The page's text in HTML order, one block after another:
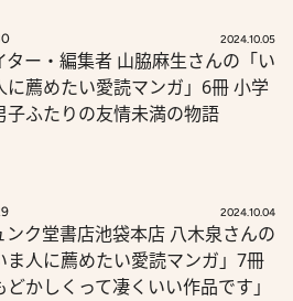
2024.10.05
ター・編集者 山脇麻生さんの「い
に薦めたい愛読マンガ」6冊 小学
子ふたりの友情未満の物語
2024.10.04
ンク堂書店池袋本店 八木泉さんの
ま人に薦めたい愛読マンガ」7冊
どかしくって凄くいい作品です」